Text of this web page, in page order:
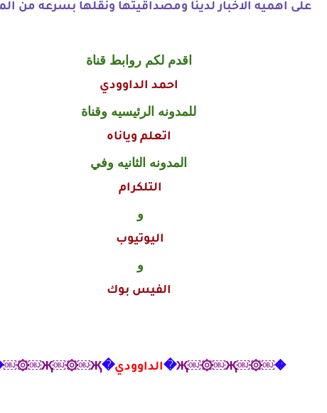
على اهميه الاخبار لدينا ومصداقيتها ونقلها بسرعه من
اقدم لكم روابط قناة
احمد الداوودي
للمدونه الرئيسيه وقناة
اتعلم وياناه
المدونه الثانيه وفي
التلكرام
و
اليوتيوب
و
الفيس بوك
�￼۞￼Җ￼۞￼Җ �الداوودي�Җ￼۞￼Җ￼۞￼